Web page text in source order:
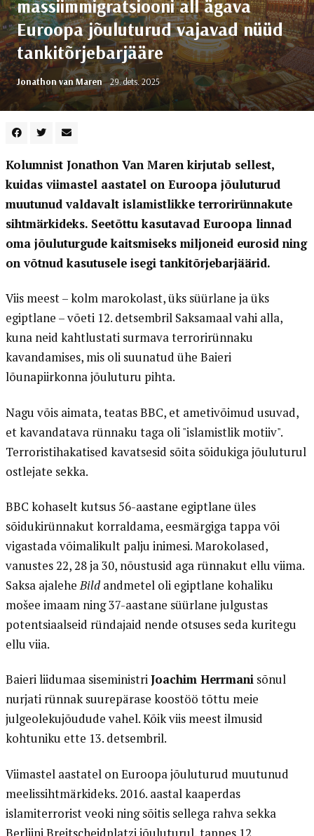
massiimmigratsiooni all ägava
Euroopa jõuluturud vajavad nüüd
tankitõrjebarjääre
Jonathon van Maren 29. dets. 2025
Kolumnist Jonathon Van Maren kirjutab sellest,
kuidas viimastel aastatel on Euroopa jõuluturud
muutunud valdavalt islamistlikke terrorirünnakute
sihtmärkideks. Seetõttu kasutavad Euroopa linnad
oma jõuluturgude kaitsmiseks miljoneid eurosid ning
on võtnud kasutusele isegi tankitõrjebarjäärid.
Viis meest – kolm marokolast, üks süürlane ja üks
egiptlane – võeti 12. detsembril Saksamaal vahi alla,
kuna neid kahtlustati surmava terrorirünnaku
kavandamises, mis oli suunatud ühe Baieri
lõunapiirkonna jõuluturu pihta.
Nagu võis aimata, teatas BBC, et ametivõimud usuvad,
et kavandatava rünnaku taga oli "islamistlik motiiv".
Terroristihakatised kavatsesid sõita sõidukiga jõuluturul
ostlejate sekka.
BBC kohaselt kutsus 56-aastane egiptlane üles
sõidukirünnakut korraldama, eesmärgiga tappa või
vigastada võimalikult palju inimesi. Marokolased,
vanustes 22, 28 ja 30, nõustusid aga rünnakut ellu viima.
Saksa ajaleheBildandmetel oli egiptlane kohaliku
mošee imaam ning 37-aastane süürlane julgustas
potentsiaalseid ründajaid nende otsuses seda kuritegu
ellu viia.
Baieri liidumaa siseministriJoachim Herrmanisõnul
nurjati rünnak suurepärase koostöö tõttu meie
julgeolekujõudude vahel. Kõik viis meest ilmusid
kohtuniku ette 13. detsembril.
Viimastel aastatel on Euroopa jõuluturud muutunud
meelissihtmärkideks. 2016. aastal kaaperdas
islamiterrorist veoki ning sõitis sellega rahva sekka